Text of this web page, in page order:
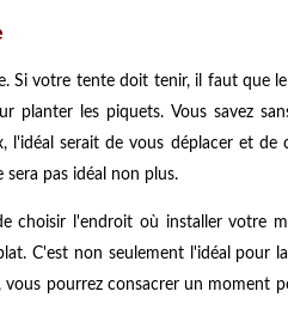
Si votre tente doit tenir, il faut que le
planter les piquets. Vous savez
l'idéal serait de vous déplacer et de
pas idéal non plus.
choisir l'endroit où installer votre
C'est non seulement l'idéal pour
pourrez consacrer un moment